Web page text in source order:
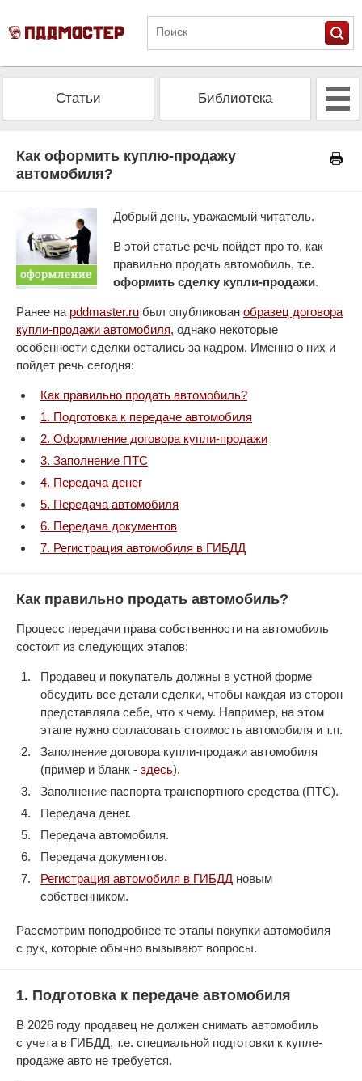
Статьи Библиотека
Альманах
Как оформить куплю-продажу
автомобиля?
Добрый день, уважаемый читатель.
В этой статье речь пойдет про то, как
правильно продать автомобиль, т.е.
оформить сделку купли-продажи.
Ранее на pddmaster.ru был опубликован образец договора
купли-продажи автомобиля, однако некоторые
особенности сделки остались за кадром. Именно о них и
пойдет речь сегодня:
Как правильно продать автомобиль?
1. Подготовка к передаче автомобиля
2. Оформление договора купли-продажи
3. Заполнение ПТС
4. Передача денег
5. Передача автомобиля
6. Передача документов
7. Регистрация автомобиля в ГИБДД
Как правильно продать автомобиль?
Процесс передачи права собственности на автомобиль
состоит из следующих этапов:
Продавец и покупатель должны в устной форме
обсудить все детали сделки, чтобы каждая из сторон
представляла себе, что к чему. Например, на этом
этапе нужно согласовать стоимость автомобиля и т.п.
Заполнение договора купли-продажи автомобиля
(пример и бланк - здесь).
Заполнение паспорта транспортного средства (ПТС).
Передача денег.
Передача автомобиля.
Передача документов.
Регистрация автомобиля в ГИБДД новым
собственником.
Рассмотрим поподробнее те этапы покупки автомобиля
с рук, которые обычно вызывают вопросы.
1. Подготовка к передаче автомобиля
В 2026 году продавец не должен снимать автомобиль
с учета в ГИБДД, т.е. специальной подготовки к купле-
продаже авто не требуется.